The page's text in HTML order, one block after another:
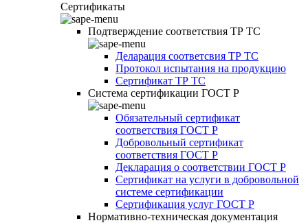
Сертификаты
Подтверждение соответствия ТР ТС
Деларация соответсвия ТР ТС
Протокол испытания на продукцию
Сертификат ТР ТС
Система сертификации ГОСТ Р
Обязательный сертификат
соответствия ГОСТ Р
Добровольный сертификат
соответствия ГОСТ Р
Декларация о соответствии ГОСТ Р
Сертификат на услуги в добровольной
системе сертификации
Сертификация услуг ГОСТ Р
Нормативно-техническая документация